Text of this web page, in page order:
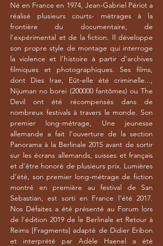
Né en France en 1974, Jean-Gabriel Périot a
réalisé plusieurs courts- métrages à la
frontière du documentaire, de
l'expérimental et de la fiction. Il développe
son propre style de montage qui interroge
la violence et l'histoire à partir d'archives
filmiques et photographiques. Ses films,
dont Dies Irae, Eût-elle été criminelle...,
Nijuman no borei (200000 fantômes) ou The
Devil ont été récompensés dans de
nombreux festivals à travers le monde. Son
premier long-métrage, Une jeunesse
allemande a fait l’ouverture de la section
Panorama à la Berlinale 2015 avant de sortir
sur les écrans allemands, suisses et français
et d’être honoré de plusieurs prix. Lumières
d’été, son premier long-métrage de fiction
montré en première au festival de San
Sebastian, est sorti en France l’été 2017.
Nos Défaites a été présenté au Forum lors
de l’édition 2019 de le Berlinale et Retour à
Reims [Fragments] adapté de Didier Eribon
et interprété par Adèle Haenel a été